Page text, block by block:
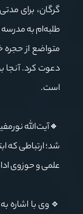
گرگان، برای
طلبه‌ام به
متواضع از حجره
دعوت کرد. آنجا
است.
🔸آیت‌الله
شد؛ ارتباطی که
علمی و حوزوی
🔹وی با اشاره